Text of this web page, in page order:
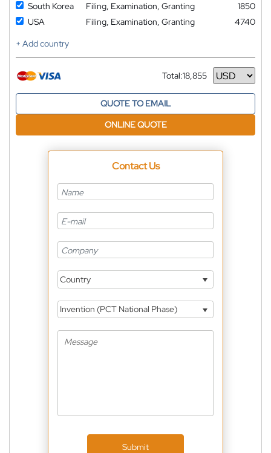
South Korea
Filing, Examination, Granting
1850
USA
Filing, Examination, Granting
4740
+ Add country
Total:18,855
Currency
QUOTE TO EMAIL
ONLINE QUOTE
Contact Us
Country
Invention (PCT National Phase)
Submit